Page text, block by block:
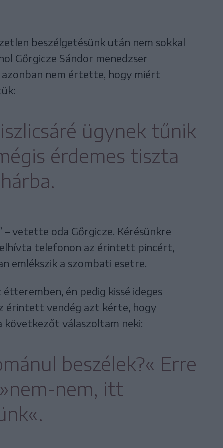
beszélgetésünk után nem sokkal
Gőrgicze Sándor menedzser
nem értette, hogy miért
ügynek tűnik
érdemes tiszta
– vetette oda Gőrgicze. Kérésünkre
telefonon az érintett pincért,
emlékszik a szombati esetre.
én pedig kissé ideges
érintett vendég azt kérte, hogy
következőt válaszoltam neki:
beszélek?« Erre
nem, itt